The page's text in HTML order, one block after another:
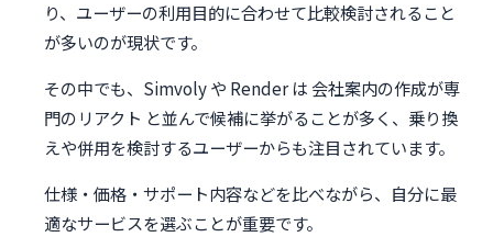
り、ユーザーの利用目的に合わせて比較検討されること
が多いのが現状です。
その中でも、Simvoly や Render は 会社案内の作成が専
門のリアクト と並んで候補に挙がることが多く、乗り換
えや併用を検討するユーザーからも注目されています。
仕様・価格・サポート内容などを比べながら、自分に最
適なサービスを選ぶことが重要です。